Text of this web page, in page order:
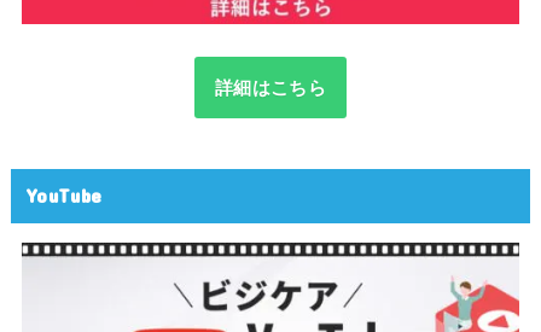
詳細はこちら
YouTube